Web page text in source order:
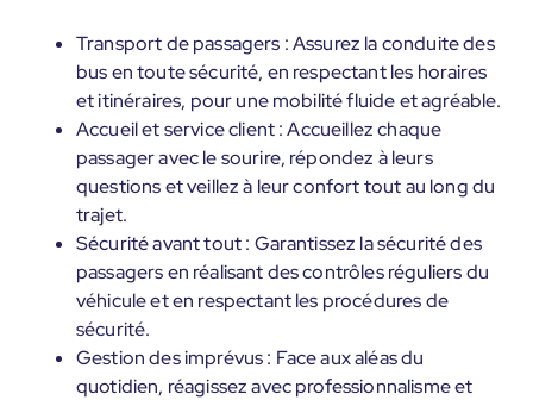
Transport de passagers : Assurez la conduite des
bus en toute sécurité, en respectant les horaires
et itinéraires, pour une mobilité fluide et agréable.
Accueil et service client : Accueillez chaque
passager avec le sourire, répondez à leurs
questions et veillez à leur confort tout au long du
trajet.
Sécurité avant tout : Garantissez la sécurité des
passagers en réalisant des contrôles réguliers du
véhicule et en respectant les procédures de
sécurité.
Gestion des imprévus : Face aux aléas du
quotidien, réagissez avec professionnalisme et